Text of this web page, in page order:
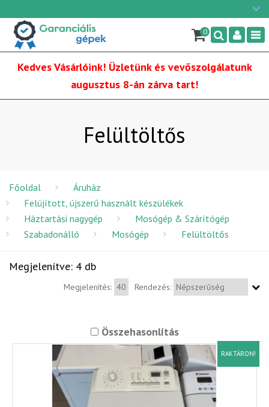
×
0
Kedves Vásárlóink! Üzletünk és vevőszolgálatunk
augusztus 8-án zárva tart!
Felültöltős
Főoldal
Áruház
Felújított, újszerű használt készülékek
Háztartási nagygép
Mosógép & Szárítógép
Szabadonálló
Mosógép Felültöltős
Megjelenítve: 4 db
Megjelenítés: Rendezés:
Összehasonlítás
RAKTÁRON!